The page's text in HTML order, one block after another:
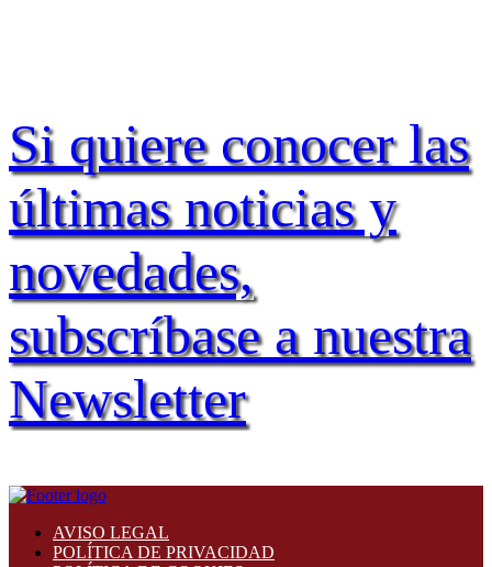
Si quiere conocer las
últimas noticias y
novedades,
subscríbase a nuestra
Newsletter
AVISO LEGAL
POLÍTICA DE PRIVACIDAD